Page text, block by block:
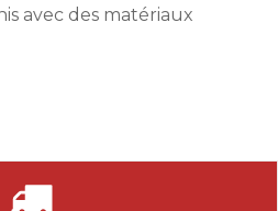
avec des matériaux